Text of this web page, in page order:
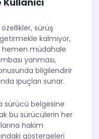
sürüş
kalmıyor,
hemen müdahale
yanması,
bilgilendirir
ipuçları sunar.
sürücü belgesine
bu sürücülerin her
hakim
göstergeleri